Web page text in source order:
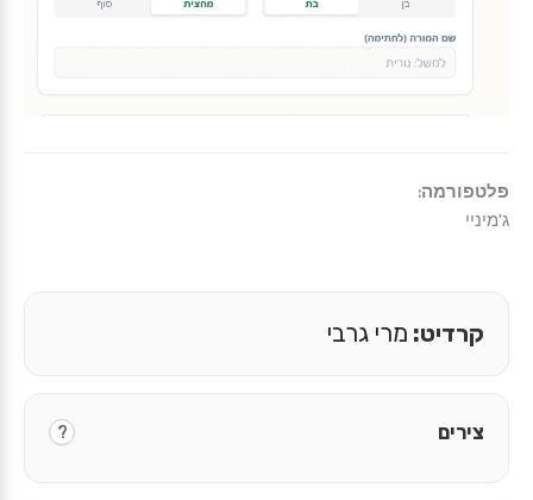
פלטפורמה:
ג'מיניי
קרדיט: מרי גרבי
צירים ?